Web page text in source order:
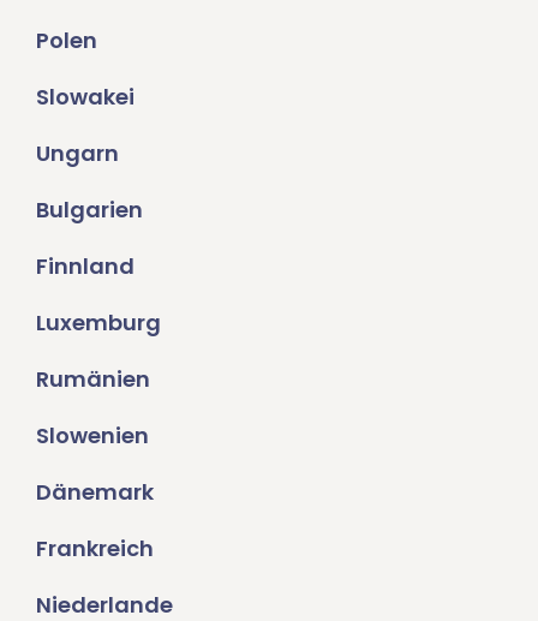
Polen
Slowakei
Ungarn
Bulgarien
Finnland
Luxemburg
Rumänien
Slowenien
Dänemark
Frankreich
Niederlande